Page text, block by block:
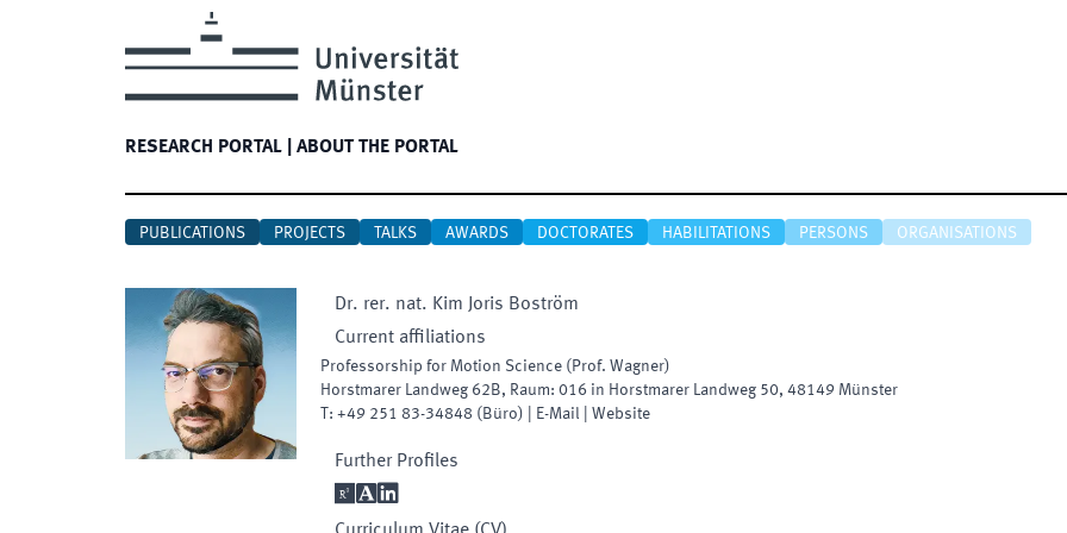
RESEARCH PORTAL ABOUT THE PORTAL
PUBLICATIONS PROJECTS TALKS AWARDS DOCTORATES HABILITATIONS PERSONS ORGANISATIONS
Dr. rer. nat. Kim Joris Boström
Current affiliations
Professorship for Motion Science (Prof. Wagner)
Horstmarer Landweg 62B, Raum: 016 in Horstmarer Landweg 50, 48149 Münster
T: +49 251 83-34848 ( Büro) E-Mail Website
Further Profiles
 A 